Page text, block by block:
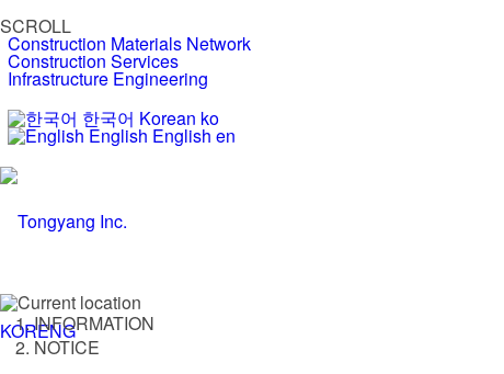
SCROLL
Construction Materials Network
Construction Services
Infrastructure Engineering
한국어 Korean ko
English English en
KORENG
INFORMATION
NOTICE